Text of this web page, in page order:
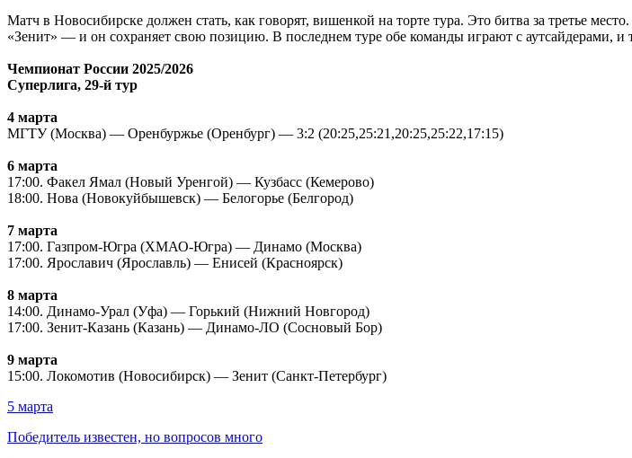
Матч в Новосибирске должен стать, как говорят, вишенкой на торте тура. Это битва за третье
«Зенит» — и он сохраняет свою позицию. В последнем туре обе команды играют с аутсайдерами, и
Чемпионат России 2025/2026
Суперлига, 29-й тур
4 марта
МГТУ (Москва) — Оренбуржье (Оренбург) — 3:2 (20:25,25:21,20:25,25:22,17:15)
6 марта
17:00. Факел Ямал (Новый Уренгой) — Кузбасс (Кемерово)
18:00. Нова (Новокуйбышевск) — Белогорье (Белгород)
7 марта
17:00. Газпром-Югра (ХМАО-Югра) — Динамо (Москва)
17:00. Ярославич (Ярославль) — Енисей (Красноярск)
8 марта
14:00. Динамо-Урал (Уфа) — Горький (Нижний Новгород)
17:00. Зенит-Казань (Казань) — Динамо-ЛО (Сосновый Бор)
9 марта
15:00. Локомотив (Новосибирск) — Зенит (Санкт-Петербург)
5 марта
Победитель известен, но вопросов много